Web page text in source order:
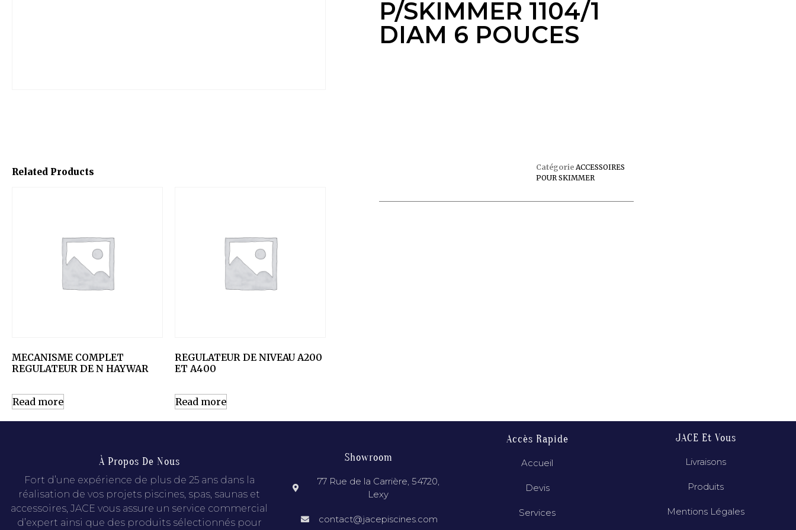
P/SKIMMER 1104/1
DIAM 6 POUCES
Related Products
MECANISME COMPLET
REGULATEUR DE N HAYWAR
Read more
REGULATEUR DE NIVEAU A200
ET A400
Read more
Catégorie ACCESSOIRES
POUR SKIMMER
À Propos De Nous
Fort d’une expérience de plus de 25 ans dans la
réalisation de vos projets piscines, spas, saunas et
accessoires, JACE vous assure un service commercial
d’expert ainsi que des produits sélectionnés pour
Showroom
77 Rue de la Carrière, 54720,
Lexy
contact@jacepiscines.com
Accès Rapide
Accueil
Devis
Services
JACE Et Vous
Livraisons
Produits
Mentions Légales